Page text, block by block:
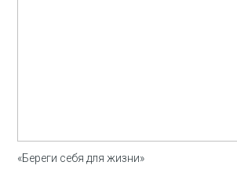
«Береги себя для жизни»